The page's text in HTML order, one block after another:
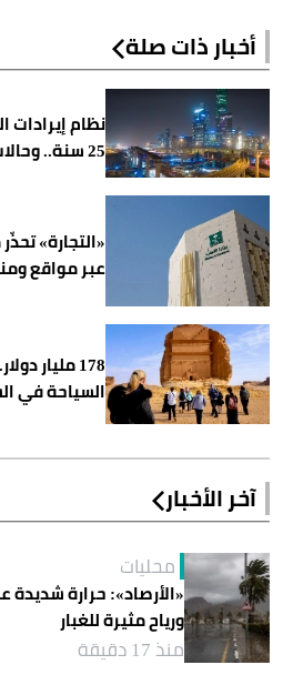
أخبار ذات صلة
نظام
25 سنة.. وحالات للإعفاء حتى مليون ريال
«التجارة»
عبر مواقع
178 مليار
السياحة في
آخر الأخبار
محليات
ورياح مثيرة للغبار
منذ 17 دقيقة